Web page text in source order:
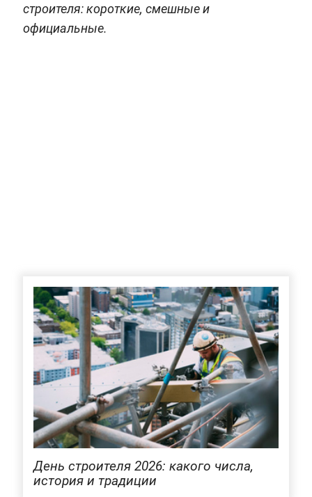
строителя: короткие, смешные и
официальные.
День строителя 2026: какого числа,
история и традиции